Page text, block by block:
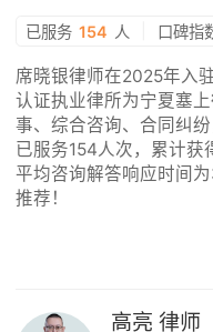
已服务 154 人 口碑指
席晓银律师在2025年入
认证执业律所为宁夏塞
事、综合咨询、合同纠
已服务154人次，累计获
平均咨询解答响应时间
推荐！
高亮 律师